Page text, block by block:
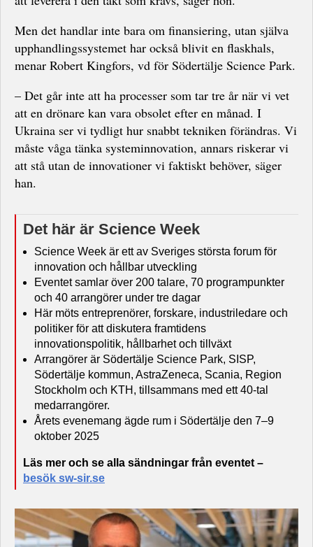
Men det handlar inte bara om finansiering, utan själva
upphandlingssystemet har också blivit en flaskhals,
menar Robert Kingfors, vd för Södertälje Science Park.
– Det går inte att ha processer som tar tre år när vi vet
att en drönare kan vara obsolet efter en månad. I
Ukraina ser vi tydligt hur snabbt tekniken förändras. Vi
måste våga tänka systeminnovation, annars riskerar vi
att stå utan de innovationer vi faktiskt behöver, säger
han.
Det här är Science Week
Science Week är ett av Sveriges största forum för
innovation och hållbar utveckling
Eventet samlar över 200 talare, 70 programpunkter
och 40 arrangörer under tre dagar
Här möts entreprenörer, forskare, industriledare och
politiker för att diskutera framtidens
innovationspolitik, hållbarhet och tillväxt
Arrangörer är Södertälje Science Park, SISP,
Södertälje kommun, AstraZeneca, Scania, Region
Stockholm och KTH, tillsammans med ett 40-tal
medarrangörer.
Årets evenemang ägde rum i Södertälje den 7–9
oktober 2025
Läs mer och se alla sändningar från eventet –
besök sw-sir.se